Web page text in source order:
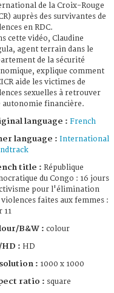
de la Croix-Rouge
auprès des survivantes de
en RDC.
cette vidéo, Claudine
agent terrain dans le
de la sécurité
explique comment
aide les victimes de
sexuelles à retrouver
autonomie financière.
language : French
language : International
title : République
du Congo : 16 jours
pour l'élimination
violences faites aux femmes :
11
B&W : colour
HD : HD
: 1000 x 1000
ratio : square